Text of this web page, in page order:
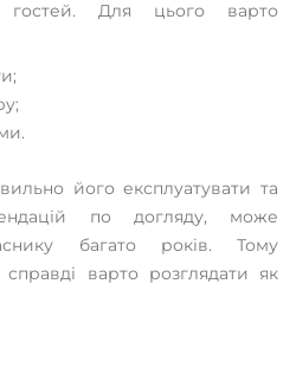
гостей. Для цього варто
його експлуатувати та
по догляду, може
багато років. Тому
справді варто розглядати як